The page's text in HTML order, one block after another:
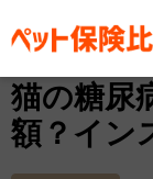
お役立ち情
猫の糖尿
額？イン